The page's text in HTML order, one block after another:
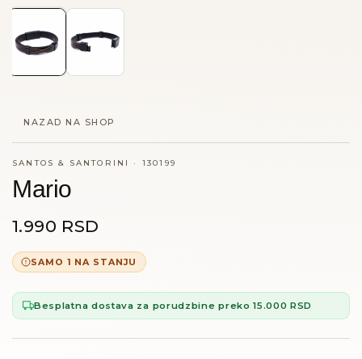
NAZAD NA SHOP
SANTOS & SANTORINI · 130199
Mario
1.990 RSD
SAMO 1 NA STANJU
Besplatna dostava za porudzbine preko 15.000 RSD